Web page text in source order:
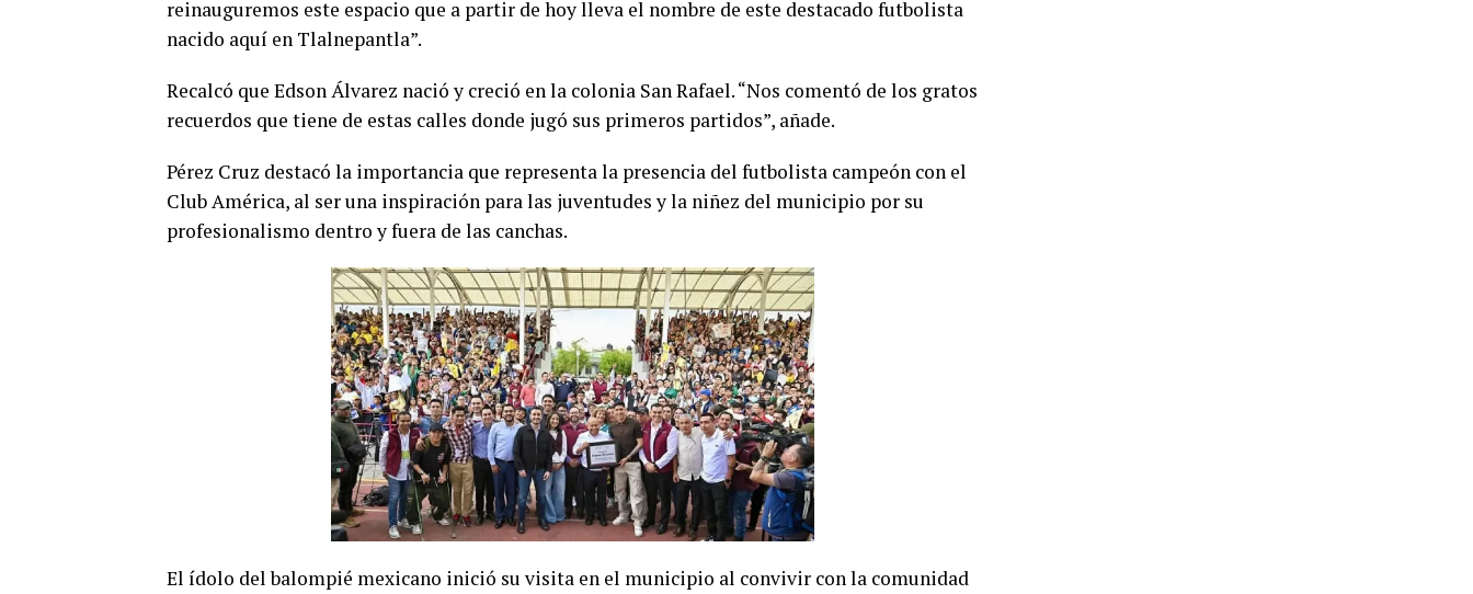
reinauguremos este espacio que a partir de hoy lleva el nombre de este destacado futbolista
nacido aquí en Tlalnepantla”.
Recalcó que Edson Álvarez nació y creció en la colonia San Rafael. “Nos comentó de los gratos
recuerdos que tiene de estas calles donde jugó sus primeros partidos”, añade.
Pérez Cruz destacó la importancia que representa la presencia del futbolista campeón con el
Club América, al ser una inspiración para las juventudes y la niñez del municipio por su
profesionalismo dentro y fuera de las canchas.
El ídolo del balompié mexicano inició su visita en el municipio al convivir con la comunidad